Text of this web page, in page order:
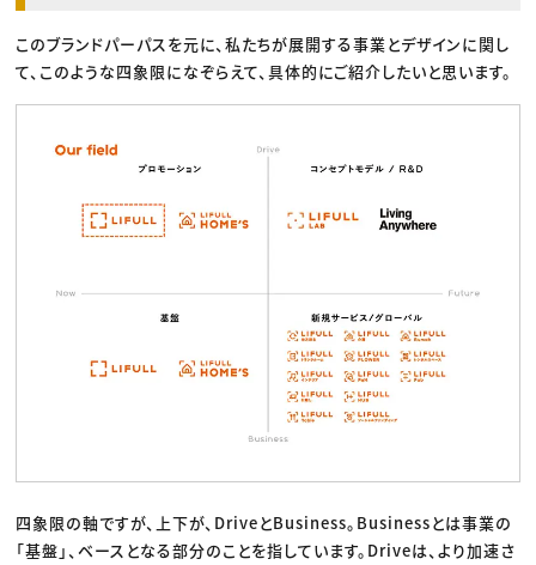
このブランドパーパスを元に、私たちが展開する事業とデザインに関し
て、このような四象限になぞらえて、具体的にご紹介したいと思います。
四象限の軸ですが、上下が、DriveとBusiness。Businessとは事業の
「基盤」、ベースとなる部分のことを指しています。Driveは、より加速さ